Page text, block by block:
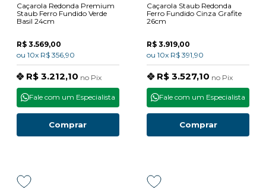
Caçarola Redonda Premium
Staub Ferro Fundido Verde
Basil 24cm
R$ 3.569,00
ou 10x R$ 356,90
R$ 3.212,10 no Pix
Comprar
Fale com um Especialista
Caçarola Staub Redonda
Ferro Fundido Cinza Grafite
26cm
R$ 3.919,00
ou 10x R$ 391,90
R$ 3.527,10 no Pix
Comprar
Fale com um Especialista